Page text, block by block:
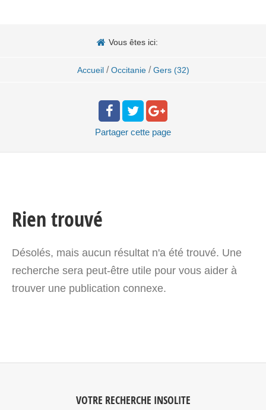
Vous êtes ici:
Accueil / Occitanie / Gers (32)
Partager cette page
Rien trouvé
Désolés, mais aucun résultat n'a été trouvé. Une
recherche sera peut-être utile pour vous aider à
trouver une publication connexe.
VOTRE RECHERCHE INSOLITE